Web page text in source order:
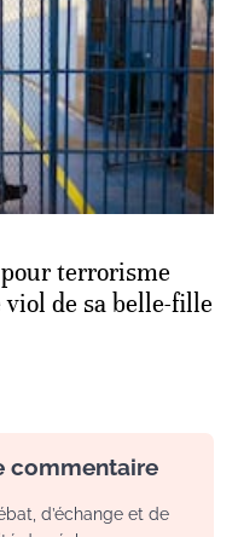
terrorisme
de sa belle-fille
commentaire
d’échange et de